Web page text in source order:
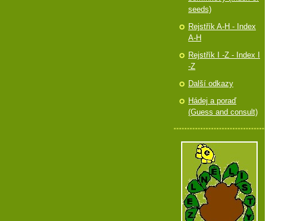
seeds)
Rejstřík A-H - Index
A-H
Rejstřík I -Z - Index I
-Z
Další odkazy
Hádej a poraď
(Guess and consult)